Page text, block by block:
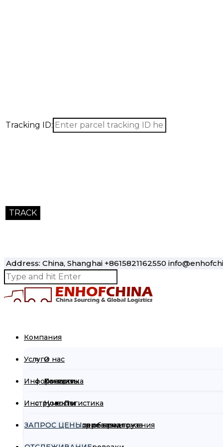
Tracking ID:
Address: China, Shanghai +8615821162550
Компания
О нас
Контакты
Услуги
Логистика
Логистика
Автоперевозки
Информация
Новости
Коммерческие предложения
Инструменты
Калькулятор объема груза
ЗАПРОС ЦЕНЫ
Получите точный расчет по товарам, закупке и
Please prove you are human by selecting thehouse.